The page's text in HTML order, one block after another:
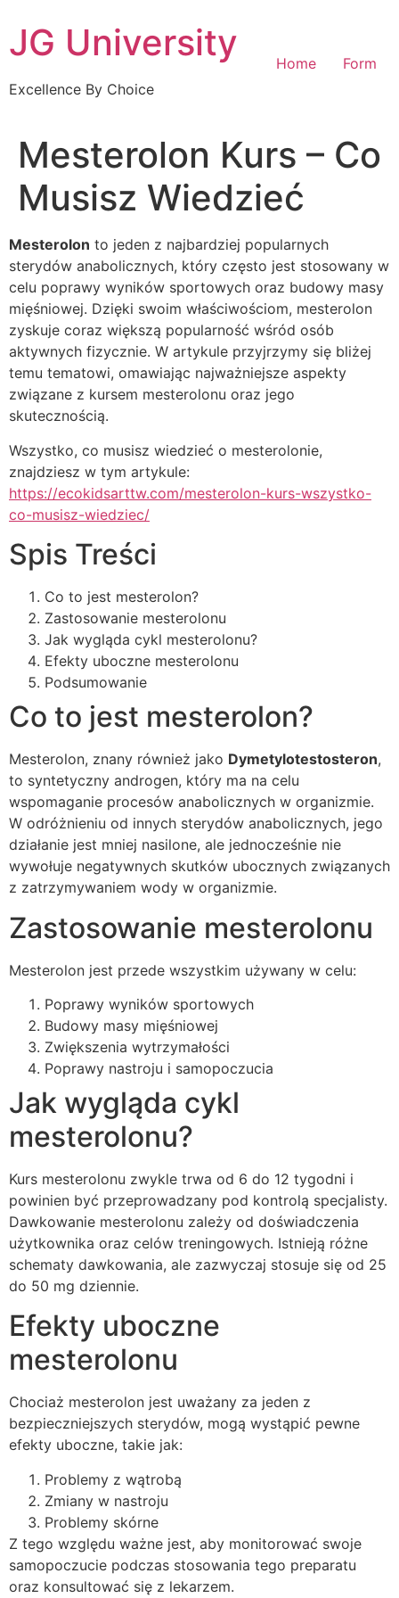
content
JG University
Excellence By Choice
Home Form
Mesterolon Kurs – Co
Musisz Wiedzieć
Mesterolon to jeden z najbardziej popularnych
sterydów anabolicznych, który często jest stosowany w
celu poprawy wyników sportowych oraz budowy masy
mięśniowej. Dzięki swoim właściwościom, mesterolon
zyskuje coraz większą popularność wśród osób
aktywnych fizycznie. W artykule przyjrzymy się bliżej
temu tematowi, omawiając najważniejsze aspekty
związane z kursem mesterolonu oraz jego
skutecznością.
Wszystko, co musisz wiedzieć o mesterolonie,
znajdziesz w tym artykule:
https://ecokidsarttw.com/mesterolon-kurs-wszystko-
co-musisz-wiedziec/
Spis Treści
Co to jest mesterolon?
Zastosowanie mesterolonu
Jak wygląda cykl mesterolonu?
Efekty uboczne mesterolonu
Podsumowanie
Co to jest mesterolon?
Mesterolon, znany również jako Dymetylotestosteron,
to syntetyczny androgen, który ma na celu
wspomaganie procesów anabolicznych w organizmie.
W odróżnieniu od innych sterydów anabolicznych, jego
działanie jest mniej nasilone, ale jednocześnie nie
wywołuje negatywnych skutków ubocznych związanych
z zatrzymywaniem wody w organizmie.
Zastosowanie mesterolonu
Mesterolon jest przede wszystkim używany w celu:
Poprawy wyników sportowych
Budowy masy mięśniowej
Zwiększenia wytrzymałości
Poprawy nastroju i samopoczucia
Jak wygląda cykl
mesterolonu?
Kurs mesterolonu zwykle trwa od 6 do 12 tygodni i
powinien być przeprowadzany pod kontrolą specjalisty.
Dawkowanie mesterolonu zależy od doświadczenia
użytkownika oraz celów treningowych. Istnieją różne
schematy dawkowania, ale zazwyczaj stosuje się od 25
do 50 mg dziennie.
Efekty uboczne
mesterolonu
Chociaż mesterolon jest uważany za jeden z
bezpieczniejszych sterydów, mogą wystąpić pewne
efekty uboczne, takie jak:
Problemy z wątrobą
Zmiany w nastroju
Problemy skórne
Z tego względu ważne jest, aby monitorować swoje
samopoczucie podczas stosowania tego preparatu
oraz konsultować się z lekarzem.